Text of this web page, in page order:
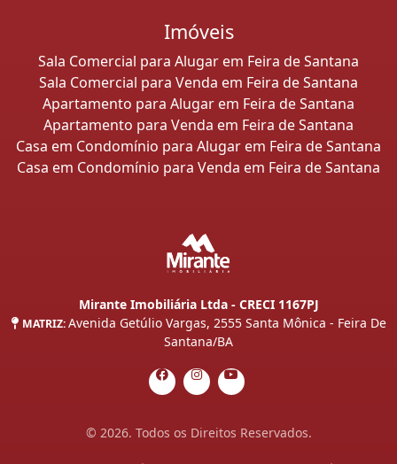
Imóveis
Sala Comercial para Alugar em Feira de Santana
Sala Comercial para Venda em Feira de Santana
Apartamento para Alugar em Feira de Santana
Apartamento para Venda em Feira de Santana
Casa em Condomínio para Alugar em Feira de Santana
Casa em Condomínio para Venda em Feira de Santana
Mirante Imobiliária Ltda - CRECI 1167PJ
MATRIZ: Avenida Getúlio Vargas, 2555 Santa Mônica - Feira De
Santana/BA
© 2026. Todos os Direitos Reservados.